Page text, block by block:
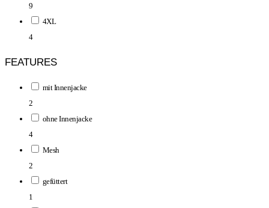
9
4XL
4
FEATURES
mit Innenjacke
2
ohne Innenjacke
4
Mesh
2
gefüttert
1